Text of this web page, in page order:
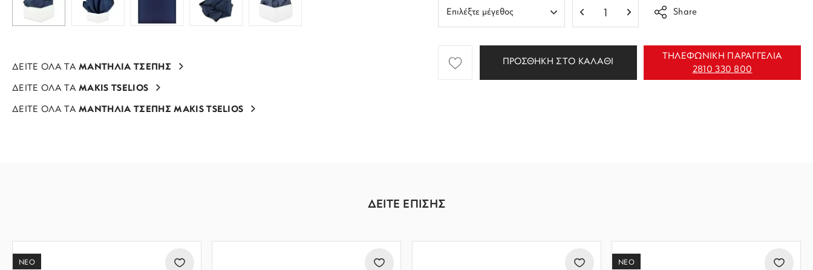
ΔΕΙΤΕ ΟΛΑ ΤΑΜΑΝΤΗΛΙΑ ΤΣΕΠΗΣ
ΔΕΙΤΕ ΟΛΑ ΤΑMAKIS TSELIOS
ΔΕΙΤΕ ΟΛΑ ΤΑΜΑΝΤΗΛΙΑ ΤΣΕΠΗΣ MAKIS TSELIOS
Share
ΠΡΟΣΘΗΚΗ ΣΤΟ ΚΑΛΑΘΙ
ΤΗΛΕΦΩΝΙΚΗ ΠΑΡΑΓΓΕΛΙΑ
2810 330 800
ΔΕΙΤΕ ΕΠΙΣΗΣ
ΝΕΟ ΝΕΟ